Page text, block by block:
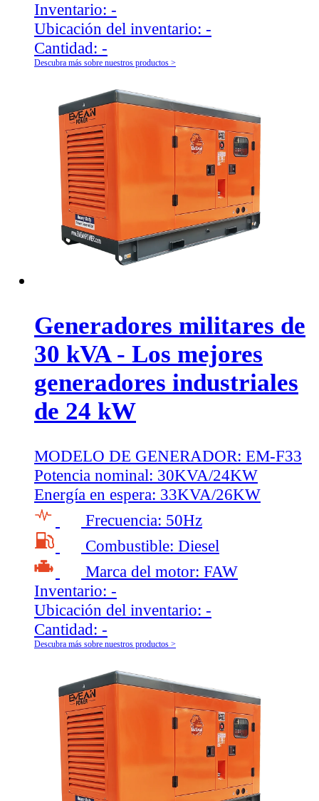
Inventario: -
Ubicación del inventario: -
Cantidad: -
Descubra más sobre nuestros productos >
Generadores militares de
30 kVA - Los mejores
generadores industriales
de 24 kW
MODELO DE GENERADOR: EM-F33
Potencia nominal: 30KVA/24KW
Energía en espera: 33KVA/26KW
Frecuencia: 50Hz
Combustible: Diesel
Marca del motor: FAW
Inventario: -
Ubicación del inventario: -
Cantidad: -
Descubra más sobre nuestros productos >